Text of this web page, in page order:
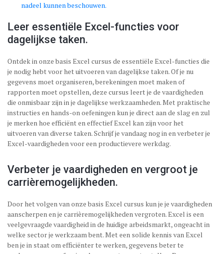
nadeel kunnen beschouwen.
Leer essentiële Excel-functies voor
dagelijkse taken.
Ontdek in onze basis Excel cursus de essentiële Excel-functies die
je nodig hebt voor het uitvoeren van dagelijkse taken. Of je nu
gegevens moet organiseren, berekeningen moet maken of
rapporten moet opstellen, deze cursus leert je de vaardigheden
die onmisbaar zijn in je dagelijkse werkzaamheden. Met praktische
instructies en hands-on oefeningen kun je direct aan de slag en zul
je merken hoe efficiënt en effectief Excel kan zijn voor het
uitvoeren van diverse taken. Schrijf je vandaag nog in en verbeter je
Excel-vaardigheden voor een productievere werkdag.
Verbeter je vaardigheden en vergroot je
carrièremogelijkheden.
Door het volgen van onze basis Excel cursus kun je je vaardigheden
aanscherpen en je carrièremogelijkheden vergroten. Excel is een
veelgevraagde vaardigheid in de huidige arbeidsmarkt, ongeacht in
welke sector je werkzaam bent. Met een solide kennis van Excel
ben je in staat om efficiënter te werken, gegevens beter te